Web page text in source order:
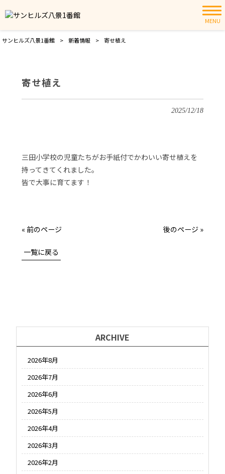
MENU
サンヒルズ八景1番館 > 新着情報 > 寄せ植え
寄せ植え
2025/12/18
三田小学校の児童たちがお手紙付でかわいい寄せ植えを
持ってきてくれました。
皆で大事に育てます！
« 前のページ 後のページ »
一覧に戻る
ARCHIVE
2026年8月
2026年7月
2026年6月
2026年5月
2026年4月
2026年3月
2026年2月